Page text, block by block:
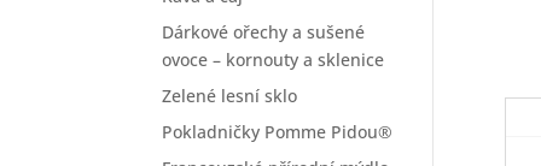
Dárkové ořechy a sušené
ovoce – kornouty a sklenice
Zelené lesní sklo
Pokladničky Pomme Pidou®